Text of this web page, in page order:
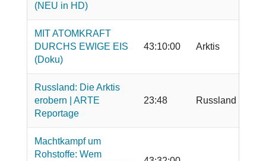
(NEU in HD)
MIT ATOMKRAFT
DURCHS EWIGE EIS
(Doku)
43:10:00 Arktis
Russland: Die Arktis
erobern | ARTE
Reportage
23:48 Russland
Machtkampf um
Rohstoffe: Wem